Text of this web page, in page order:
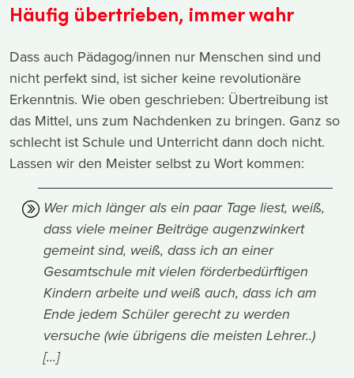
Häufig übertrieben, immer wahr
Dass auch Pädagog/innen nur Menschen sind und
nicht perfekt sind, ist sicher keine revolutionäre
Erkenntnis. Wie oben geschrieben: Übertreibung ist
das Mittel, uns zum Nachdenken zu bringen. Ganz so
schlecht ist Schule und Unterricht dann doch nicht.
Lassen wir den Meister selbst zu Wort kommen:
Wer mich länger als ein paar Tage liest, weiß,
dass viele meiner Beiträge augenzwinkert
gemeint sind, weiß, dass ich an einer
Gesamtschule mit vielen förderbedürftigen
Kindern arbeite und weiß auch, dass ich am
Ende jedem Schüler gerecht zu werden
versuche (wie übrigens die meisten Lehrer..)
[...]